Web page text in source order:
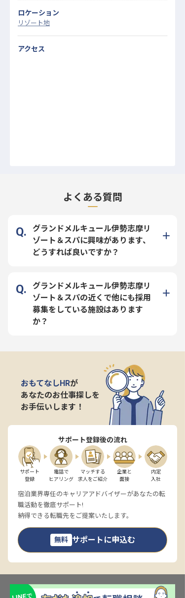
ロケーション
リゾート地
アクセス
よくある質問
グランドメルキュール伊勢志摩リ
ゾート＆スパに興味があります、
どうすれば良いですか？
グランドメルキュール伊勢志摩リ
ゾート＆スパの近くで他にも採用
募集をしている施設はあります
か？
おもてなしHRが
あなたのお仕事探しを
お手伝いします！
サポート登録後の流れ
サポート
登録
電話で
ヒアリング
マッチする
求人をご紹介
企業と
面接
内定
入社
宿泊業界専任のキャリアアドバイザーがあなたの転
職活動を徹底サポート!
納得できる転職先をご提案いたします。
無料 サポートに申込む